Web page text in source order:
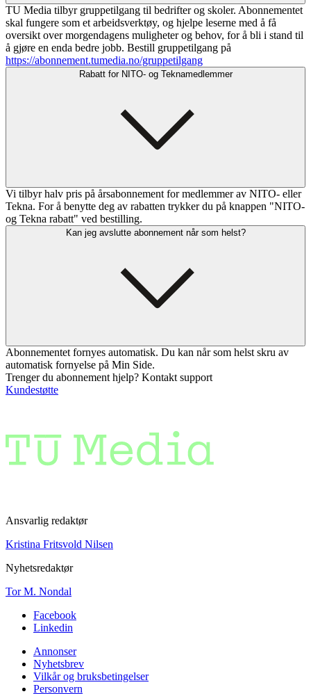
TU Media tilbyr gruppetilgang til bedrifter og skoler. Abonnementet
skal fungere som et arbeidsverktøy, og hjelpe leserne med å få
oversikt over morgendagens muligheter og behov, for å bli i stand til
å gjøre en enda bedre jobb. Bestill gruppetilgang på
https://abonnement.tumedia.no/gruppetilgang
Rabatt for NITO- og Teknamedlemmer
Vi tilbyr halv pris på årsabonnement for medlemmer av NITO- eller
Tekna. For å benytte deg av rabatten trykker du på knappen "NITO-
og Tekna rabatt" ved bestilling.
Kan jeg avslutte abonnement når som helst?
Abonnementet fornyes automatisk. Du kan når som helst skru av
automatisk fornyelse på Min Side.
Trenger du abonnement hjelp? Kontakt support
Kundestøtte
Ansvarlig redaktør
Kristina Fritsvold Nilsen
Nyhetsredaktør
Tor M. Nondal
Facebook
Linkedin
Annonser
Nyhetsbrev
Vilkår og bruksbetingelser
Personvern